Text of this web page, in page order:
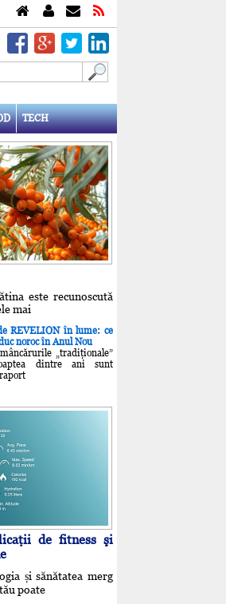
TECH
este recunoscută
mai
REVELION în lume: ce
noroc în Anul Nou
„tradiţionale”
dintre ani sunt
de fitness şi
și sănătatea merg
poate